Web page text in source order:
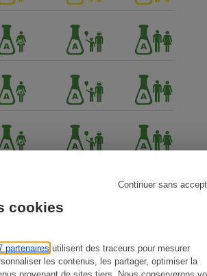
cookies
partenaires utilisent des traceurs pour mesurer
les contenus, les partager, optimiser la
provenant de sites tiers. Nous conserverons
Continuer sans